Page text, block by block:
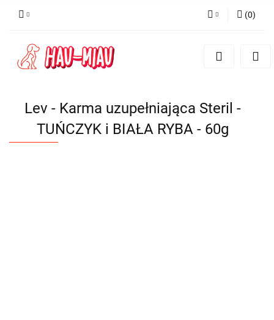
(0)
Lev - Karma uzupełniająca Steril -
TUŃCZYK i BIAŁA RYBA - 60g